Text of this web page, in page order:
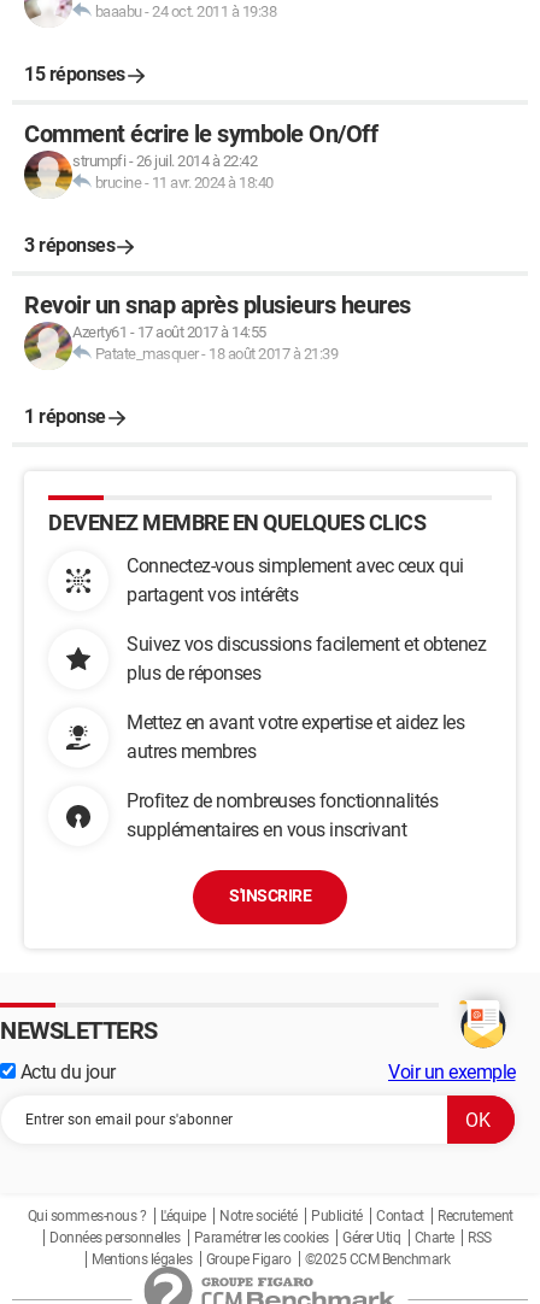
baaabu-24 oct. 2011 à 19:38
15 réponses
Comment écrire le symbole On/Off
strumpfi -26 juil. 2014 à 22:42
brucine- 11 avr. 2024 à 18:40
3 réponses
Revoir un snap après plusieurs heures
Azerty61 - 17 août 2017 à 14:55
Patate_masquer- 18 août 2017 à 21:39
1 réponse
DEVENEZ MEMBRE EN QUELQUES CLICS
Connectez-vous simplement avec ceux qui
partagent vos intérêts
Suivez vos discussions facilement et obtenez
plus de réponses
Mettez en avant votre expertise et aidez les
autres membres
Profitez de nombreuses fonctionnalités
supplémentaires en vous inscrivant
S'INSCRIRE
NEWSLETTERS
Actu du jour Voir un exemple
Qui sommes-nous ? L'équipe Notre société Publicité Contact
Recrutement
Données personnelles
Paramétrer les cookies Gérer Utiq Charte
RSS
Mentions légales
Groupe Figaro ©2025 CCM Benchmark